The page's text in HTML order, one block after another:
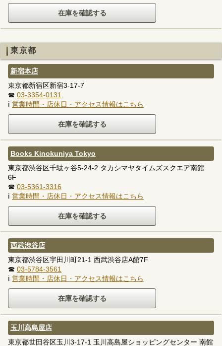
東京都
新宿本店
東京都新宿区新宿3-17-7
☎ 03-3354-0131
ℹ 営業時間・店休日・アクセス情報はこちら
Books Kinokuniya Tokyo
東京都渋谷区千駄ヶ谷5-24-2 タカシマヤタイムズスクエア南館
6F
☎ 03-5361-3316
ℹ 営業時間・店休日・アクセス情報はこちら
西武渋谷店
東京都渋谷区宇田川町21-1 西武渋谷店A館7F
☎ 03-5784-3561
ℹ 営業時間・店休日・アクセス情報はこちら
玉川高島屋店
東京都世田谷区玉川3-17-1 玉川高島屋ショッピングセンター 南館